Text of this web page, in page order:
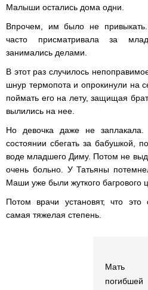
Малыши остались дома одни.
Впрочем, им было не
часто присматривала за
занимались делами.
В этот раз случилось
шнур термопота и опрокинули на
поймать его на лету, защищая
вылились на нее.
Но девочка даже не
состоянии сбегать за бабушкой,
воде младшего Диму. Потом не
очень больно. У Татьяны
Маши уже были жуткого багрового
Потом врачи установят, что это
самая тяжелая степень.
Мать
погибшей